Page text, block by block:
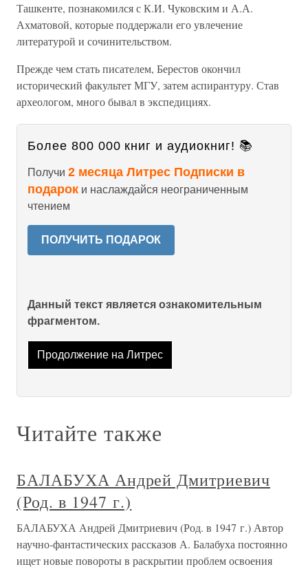
Ташкенте, познакомился с К.И. Чуковским и А.А.
Ахматовой, которые поддержали его увлечение
литературой и сочинительством.
Прежде чем стать писателем, Берестов окончил
исторический факультет МГУ, затем аспирантуру. Став
археологом, много бывал в экспедициях.
Более 800 000 книг и аудиокниг! 📚
Получи 2 месяца Литрес Подписки в
подарок и наслаждайся неограниченным
чтением
ПОЛУЧИТЬ ПОДАРОК
Данный текст является ознакомительным
фрагментом.
Продолжение на Литрес
Читайте также
БАЛАБУХА Андрей Дмитриевич
(Род. в 1947 г.)
БАЛАБУХА Андрей Дмитриевич (Род. в 1947 г.) Автор
научно-фантастических рассказов А. Балабуха постоянно
ищет новые повороты в раскрытии проблем освоения